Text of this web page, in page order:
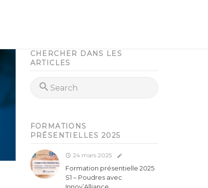
CHERCHER DANS LES
ARTICLES
FORMATIONS
PRÉSENTIELLES 2025
24 mars 2025
Formation présentielle 2025
S1 – Poudres avec